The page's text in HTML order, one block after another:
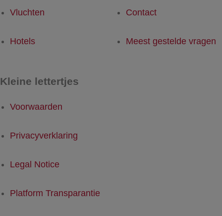
Vluchten
Hotels
Contact
Meest gestelde vragen
Kleine lettertjes
Voorwaarden
Privacyverklaring
Legal Notice
Platform Transparantie